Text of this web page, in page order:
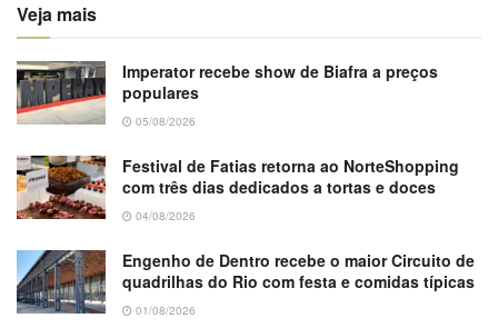
Veja mais
Imperator recebe show de Biafra a preços
populares
05/08/2026
Festival de Fatias retorna ao NorteShopping
com três dias dedicados a tortas e doces
04/08/2026
Engenho de Dentro recebe o maior Circuito de
quadrilhas do Rio com festa e comidas típicas
01/08/2026